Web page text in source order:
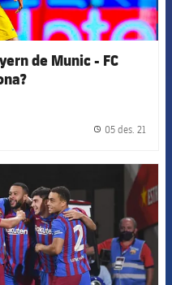
de Munic - FC
05 des. 21